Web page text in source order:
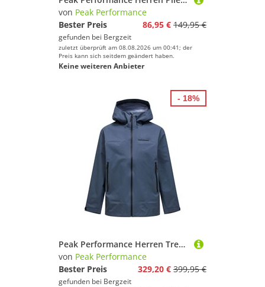
von Peak Performance
Bester Preis
86,95 € 149,95 €
gefunden bei Bergzeit
zuletzt überprüft am 08.08.2026 um 00:41; der
Preis kann sich seitdem geändert haben.
Keine weiteren Anbieter
Peak Performance Herren Treeline GTX 3L Jacke
von Peak Performance
Bester Preis
329,20 € 399,95 €
gefunden bei Bergzeit
- 18%